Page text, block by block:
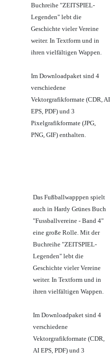
Buchreihe "ZEITSPIEL-
Legenden" lebt die
Geschichte vieler Vereine
weiter. In Textform und in
ihren vielfältigen Wappen.
Im Downloadpaket sind 4
verschiedene
Vektorgrafikformate (CDR, AI
EPS, PDF) und 3
Pixelgrafikformate (JPG,
PNG, GIF) enthalten.
Das Fußballwapppen spielt
auch in Hardy Grünes Buch
"Fussballvereine - Band 4"
eine große Rolle. Mit der
Buchreihe "ZEITSPIEL-
Legenden" lebt die
Geschichte vieler Vereine
weiter. In Textform und in
ihren vielfältigen Wappen.
Im Downloadpaket sind 4
verschiedene
Vektorgrafikformate (CDR,
AI EPS, PDF) und 3